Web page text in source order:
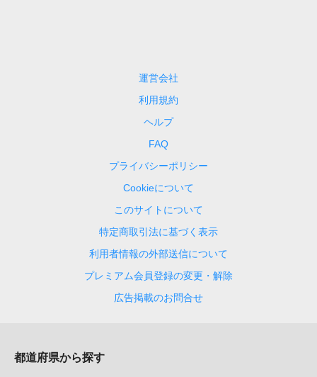
運営会社
利用規約
ヘルプ
FAQ
プライバシーポリシー
Cookieについて
このサイトについて
特定商取引法に基づく表示
利用者情報の外部送信について
プレミアム会員登録の変更・解除
広告掲載のお問合せ
都道府県から探す